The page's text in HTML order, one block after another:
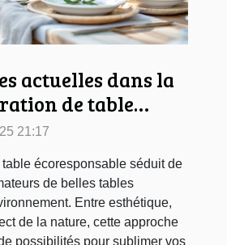
actuelles dans la
de table
21:17
table écoresponsable séduit de
de belles tables
Entre esthétique,
de la nature, cette approche
possibilités pour sublimer vos